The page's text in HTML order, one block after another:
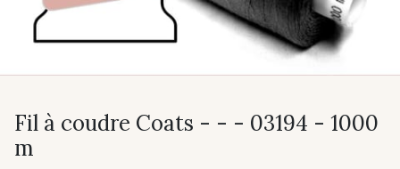
Fil à coudre Coats - - - 03194 - 1000
m